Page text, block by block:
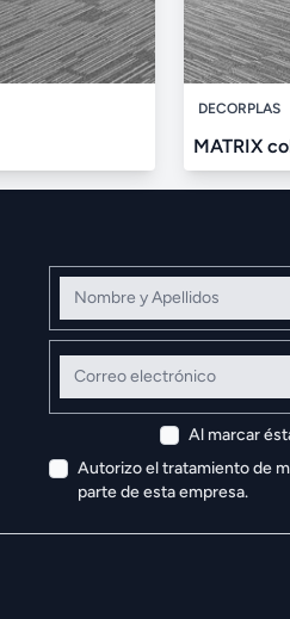
DECORPLAS
MATRIX
Nombre y Apellidos
Correo electrónico
Al marcar
Autorizo el tratamiento de
parte de esta empresa.